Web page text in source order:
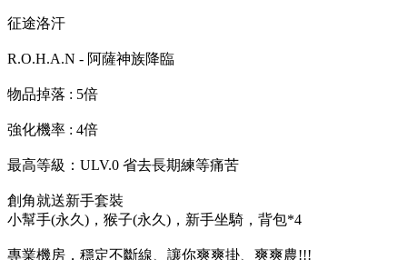
征途洛汗
R.O.H.A.N - 阿薩神族降臨
物品掉落 : 5倍
強化機率 : 4倍
最高等級：ULV.0 省去長期練等痛苦
創角就送新手套裝
小幫手(永久)，猴子(永久)，新手坐騎，背包*4
專業機房，穩定不斷線、讓你爽爽掛、爽爽農!!!